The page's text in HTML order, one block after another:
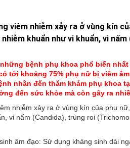
viêm nhiễm xảy ra ở vùng kín
khuẩn như vi khuẩn, vi
những bệnh phụ khoa phổ biến
tới khoảng 75% phụ nữ bị viêm
nhân đến thăm khám phụ khoa
đến sức khỏe mà còn gây ra
nhiễm xảy ra ở vùng kín của phụ
vi nấm (Candida), trùng roi
âm đạo: Sử dụng kháng sinh dài